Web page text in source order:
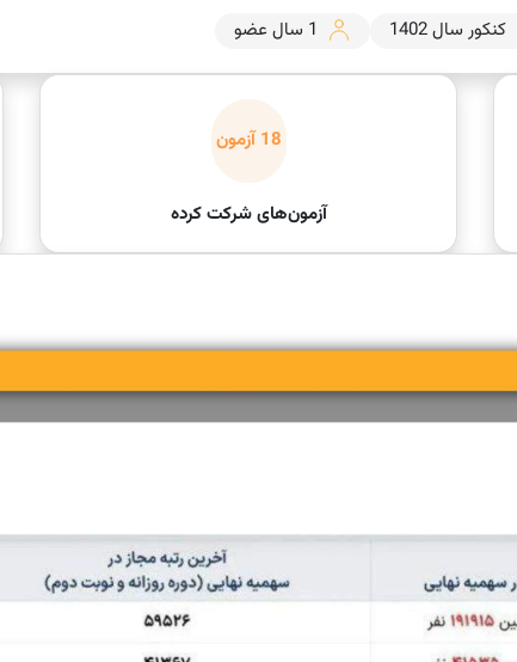
کنکور سال 1402 1 سال عضو
18 آزمون
آزمون‌های شرکت کرده